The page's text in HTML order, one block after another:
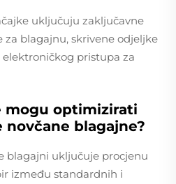
uključuju zaključavne
blagajnu, skrivene odjeljke
pristupa za
mogu optimizirati
blagajne?
blagajni uključuje procjenu
između standardnih i